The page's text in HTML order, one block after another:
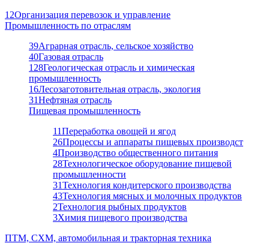
12Организация перевозок и управление
Промышленность по отраслям
39Аграрная отрасль, сельское хозяйство
40Газовая отрасль
128Геологическая отрасль и химическая
промышленность
16Лесозаготовительная отрасль, экология
31Нефтяная отрасль
Пищевая промышленность
11Переработка овощей и ягод
26Процессы и аппараты пищевых производст
4Производство общественного питания
28Технологическое оборудование пищевой
промышленности
31Технология кондитерского производства
43Технология мясных и молочных продуктов
2Технология рыбных продуктов
3Химия пищевого производства
ПТМ, СХМ, автомобильная и тракторная техника